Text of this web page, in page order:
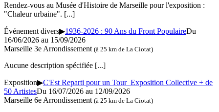
Rendez-vous au Musée d'Histoire de Marseille pour l'exposition :
"Chaleur urbaine". [...]
Événement divers▶1936-2026 : 90 Ans du Front PopulaireDu
16/06/2026 au 15/09/2026
Marseille 3e Arrondissement (à 25 km de La Ciotat)
Aucune description spécifiée [...]
Exposition▶C'Est Reparti pour un Tour Exposition Collective + de
50 ArtistesDu 16/07/2026 au 12/09/2026
Marseille 6e Arrondissement (à 25 km de La Ciotat)